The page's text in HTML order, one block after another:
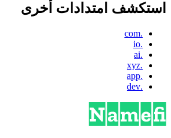
استكشف امتدادات أخرى
.com
.io
.ai
.xyz
.app
.dev